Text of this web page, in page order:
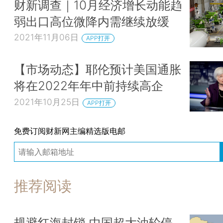
财新调查｜10月经济增长动能趋
弱出口高位微降内需继续放缓
2021年11月06日 APP打开
【市场动态】耶伦预计美国通胀
将在2022年年中前持续高企
2021年10月25日 APP打开
免费订阅财新网主编精选版电邮
推荐阅读